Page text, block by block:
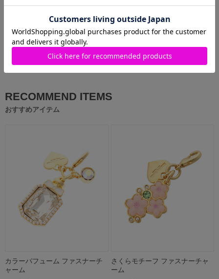
渋谷ヒカリエShinQs店
RECOMMEND ITEMS
おすすめアイテム
カラーパフューム ファスナーチ
ャーム
さくらモチーフ ファスナーチャ
ーム